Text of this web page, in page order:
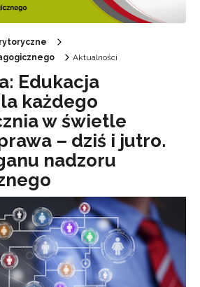
Aktualności
Edukacja
każdego
w świetle
– dziś i jutro.
nadzoru